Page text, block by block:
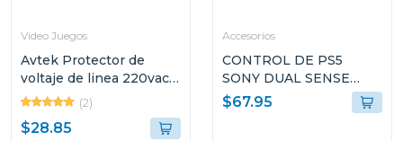
Video Juegos
Avtek Protector de
voltaje de linea 220vac
supresor de alta
capacidad pebas-
b230/21j
(2)
$28.85
Accesorios
CONTROL DE PS5
SONY DUAL SENSE
COLOR VOLCANIC RED
CFIZCT1W
$67.95